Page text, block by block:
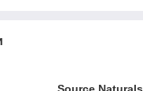
Source Naturals